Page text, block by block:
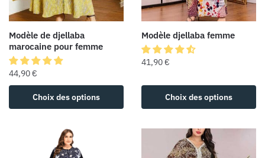
Modèle de djellaba
marocaine pour femme
44,90€
Choix des options
Modèle djellaba femme
41,90€
Choix des options